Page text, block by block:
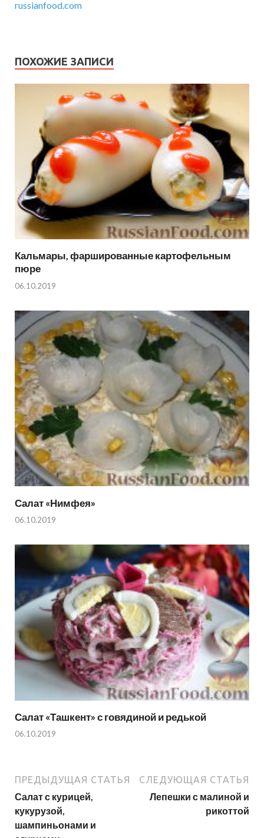
russianfood.com
ПОХОЖИЕ ЗАПИСИ
Кальмары, фаршированные картофельным
пюре
06.10.2019
Салат «Нимфея»
06.10.2019
Салат «Ташкент» с говядиной и редькой
06.10.2019
ПРЕДЫДУЩАЯ СТАТЬЯ
Салат с курицей,
кукурузой,
шампиньонами и
СЛЕДУЮЩАЯ СТАТЬЯ
Лепешки с малиной и
рикоттой